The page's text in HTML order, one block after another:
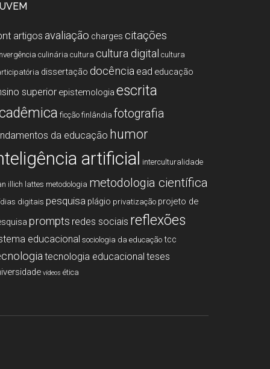
artigos avaliação charges citações
culinária cultura cultura digital cultura
dissertação docência ead educação
superior epistemologia escrita
ficção finlândia fotografia
da educação humor
artificial interculturalidade
illich lattes metodologia metodologia cientí­fica
digitais pesquisa plágio privatização projeto de
prompts redes sociais reflexões
educacional sociologia da educação tcc
tecnologia educacional teses
vídeos ética